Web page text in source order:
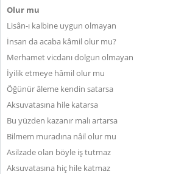
Olur mu
Lisân-ı kalbine uygun olmayan
İnsan da acaba kâmil olur mu?
Merhamet vicdanı dolgun olmayan
İyilik etmeye hâmil olur mu
Öğünür âleme kendin satarsa
Aksuvatasına hile katarsa
Bu yüzden kazanır malı artarsa
Bilmem muradına nâil olur mu
Asilzade olan böyle iş tutmaz
Aksuvatasına hiç hile katmaz